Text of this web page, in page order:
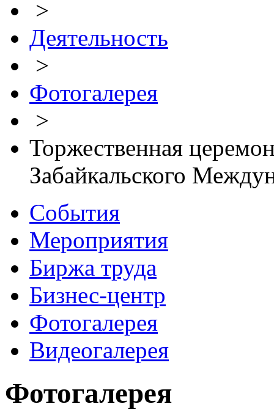
>
Деятельность
>
Фотогалерея
>
Торжественная
Забайкальского
События
Мероприятия
Биржа труда
Бизнес-центр
Фотогалерея
Видеогалерея
Фотогалерея